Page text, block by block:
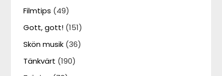
Filmtips (49)
Gott, gott! (151)
Skön musik (36)
Tänkvärt (190)